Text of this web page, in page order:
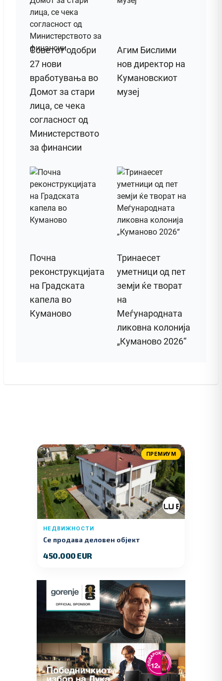
Советот одобри
27 нови
вработувања во
Домот за стари
лица, се чека
согласност од
Министерството
за финансии
Агим Бислими
нов директор на
Кумановскиот
музеј
Почна
реконструкцијата
на Градската
капела во
Куманово
Тринаесет
уметници од пет
земји ќе творат
на
Меѓународната
ликовна колонија
„Куманово 2026“
ПРЕМИУМ
НЕДВИЖНОСТИ
Се продава деловен објект
450.000 EUR